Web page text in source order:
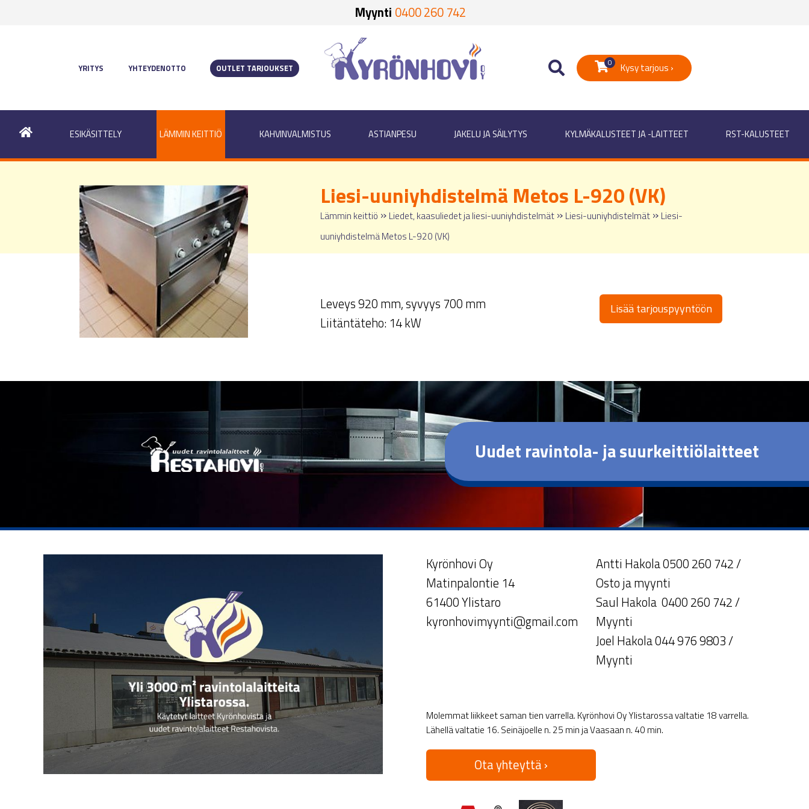
Myynti 0400 260 742
YRITYS YHTEYDENOTTO OUTLET TARJOUKSET
0 Kysy tarjous ›
ESIKÄSITTELY LÄMMIN KEITTIÖ KAHVINVALMISTUS ASTIANPESU JAKELU JA SÄILYTYS KYLMÄKALUSTEET JA -LAITTEET RST-KALUSTEET
Liesi-uuniyhdistelmä Metos L-920 (VK)
Lämmin keittiö » Liedet, kaasuliedet ja liesi-uuniyhdistelmät » Liesi-uuniyhdistelmät » Liesi-
uuniyhdistelmä Metos L-920 (VK)
Leveys 920 mm, syvyys 700 mm
Liitäntäteho: 14 kW
Lisää tarjouspyyntöön
Uudet ravintola- ja suurkeittiölaitteet
Kyrönhovi Oy
Matinpalontie 14
61400 Ylistaro
kyronhovimyynti@gmail.com
Antti Hakola 0500 260 742 /
Osto ja myynti
Saul Hakola 0400 260 742 /
Myynti
Joel Hakola 044 976 9803 /
Myynti
Molemmat liikkeet saman tien varrella. Kyrönhovi Oy Ylistarossa valtatie 18 varrella.
Lähellä valtatie 16. Seinäjoelle n. 25 min ja Vaasaan n. 40 min.
Ota yhteyttä ›